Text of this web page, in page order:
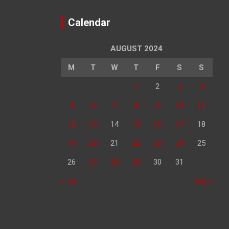
Calendar
AUGUST 2024
M T W T F S S
1 2 3 4
5 6 7 8 9 10 11
12 13 14 15 16 17 18
19 20 21 22 23 24 25
26 27 28 29 30 31
« Jul Sep »